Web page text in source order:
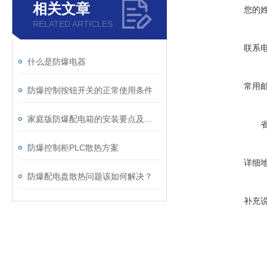
相关文章
RELATED ARTICLES
什么是防爆电器
防爆控制按钮开关的正常使用条件
防爆控制柜PLC散热方案
防爆配电盘散热问题该如何解决？
您的
联系
常用
详细
补充